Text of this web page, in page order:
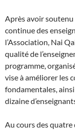
Après avoir
continue des
l’Association, Nai
qualité de
programme,
vise à améliorer les
fondamentales,
dizaine
Au cours des quatre